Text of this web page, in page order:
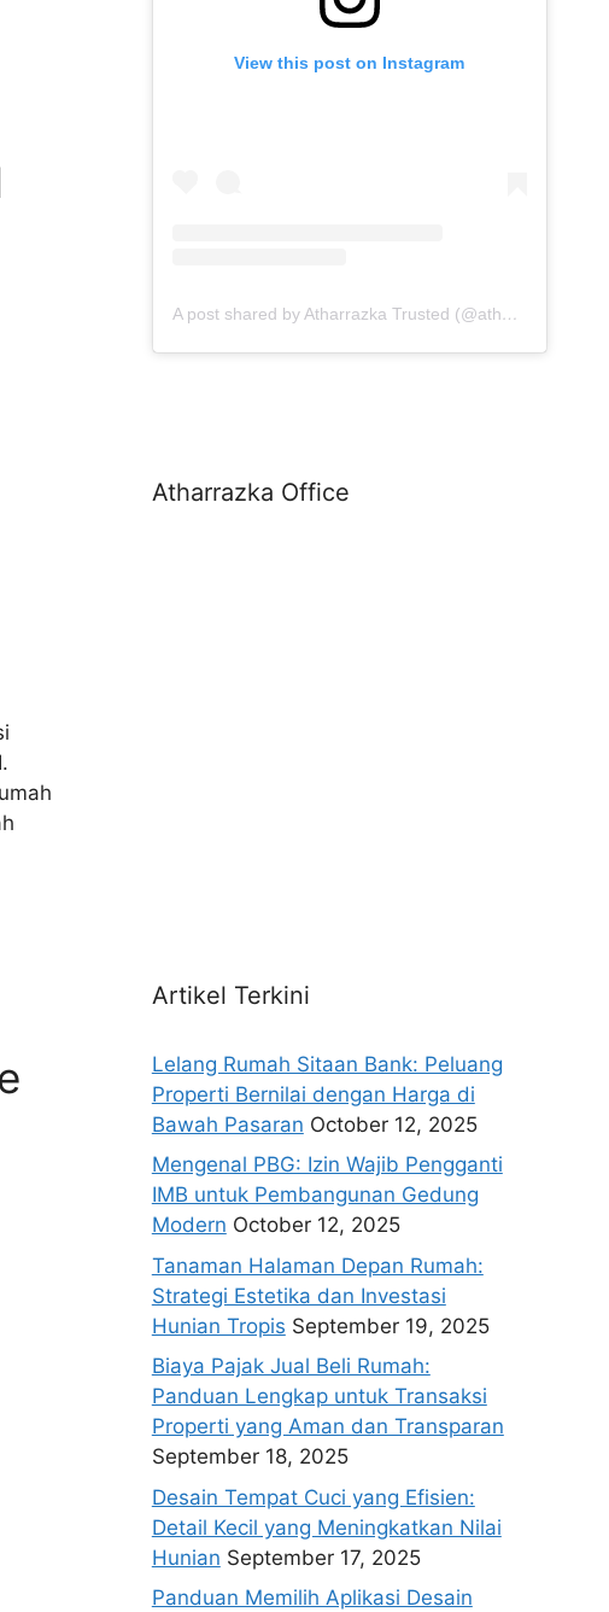
View this post on Instagram
A post shared by Atharrazka Trusted (@atharrazka.agency)
Atharrazka Office
Artikel Terkini
Lelang Rumah Sitaan Bank: Peluang
Properti Bernilai dengan Harga di
Bawah Pasaran October 12, 2025
Mengenal PBG: Izin Wajib Pengganti
IMB untuk Pembangunan Gedung
Modern October 12, 2025
Tanaman Halaman Depan Rumah:
Strategi Estetika dan Investasi
Hunian Tropis September 19, 2025
Biaya Pajak Jual Beli Rumah:
Panduan Lengkap untuk Transaksi
Properti yang Aman dan Transparan
September 18, 2025
Desain Tempat Cuci yang Efisien:
Detail Kecil yang Meningkatkan Nilai
Hunian September 17, 2025
Panduan Memilih Aplikasi Desain